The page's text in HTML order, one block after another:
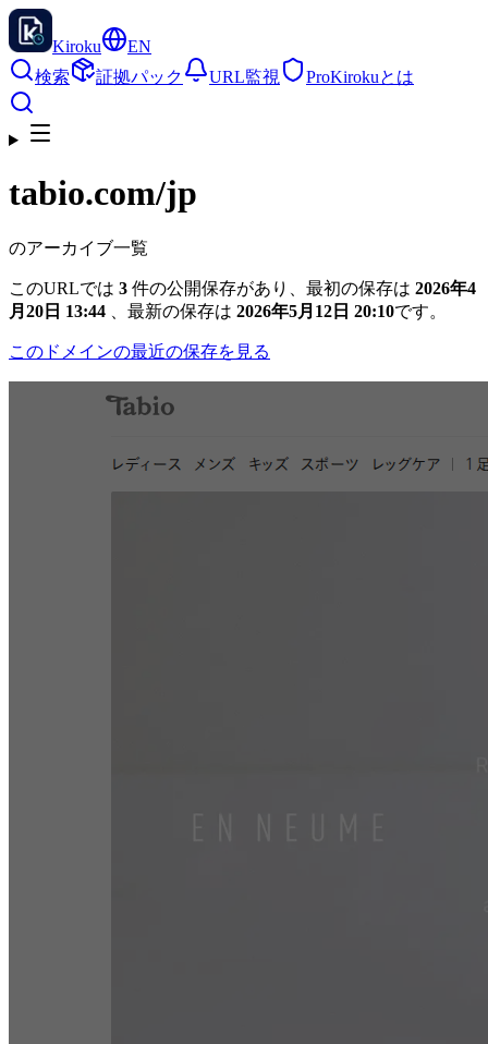
Kiroku
EN
検索
証拠パック URL監視 ProKirokuとは
tabio.com/jp
のアーカイブ一覧
このURLでは 3 件の公開保存があり、最初の保存は 2026年4
月20日 13:44
、最新の保存は 2026年5月12日 20:10です。
このドメインの最近の保存を見る